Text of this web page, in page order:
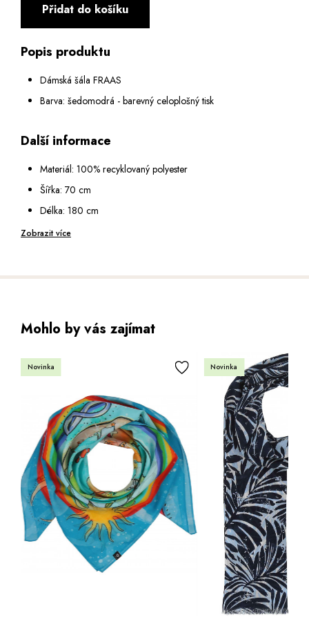
Přidat do košíku
Popis produktu
Dámská šála FRAAS
Barva: šedomodrá - barevný celoplošný tisk
Další informace
Materiál: 100% recyklovaný polyester
Šířka: 70 cm
Délka: 180 cm
Péče: ruční praní, nebělit, nesušit v sušičce, nežehlit na
Zobrazit více
Mohlo by vás zajímat
Novinka Novinka